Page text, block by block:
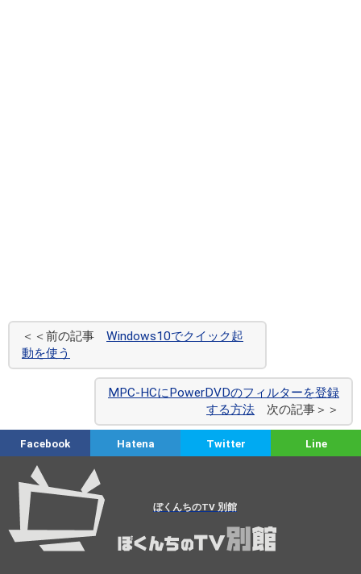
＜＜前の記事 Windows10でクイック起
動を使う
MPC-HCにPowerDVDのフィルターを登録
する方法 次の記事＞＞
Facebook Hatena Twitter Line
ぼくんちのTV 別館